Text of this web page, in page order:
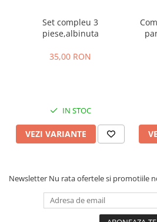
Set compleu 3
piese,albinuta
35,00 RON
IN STOC
VEZI VARIANTE
Newsletter Nu rata ofertele si promotiile